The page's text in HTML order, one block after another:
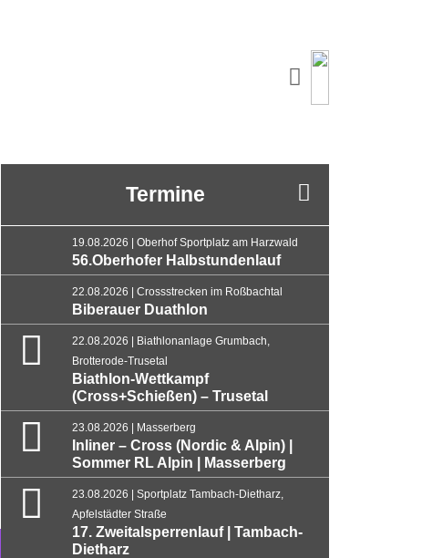
Termine
19.08.2026 | Oberhof Sportplatz am Harzwald
56.Oberhofer Halbstundenlauf
22.08.2026 | Crossstrecken im Roßbachtal
Biberauer Duathlon
22.08.2026 | Biathlonanlage Grumbach,
Brotterode-Trusetal
Biathlon-Wettkampf
(Cross+Schießen) – Trusetal
23.08.2026 | Masserberg
Inliner – Cross (Nordic & Alpin) |
Sommer RL Alpin | Masserberg
23.08.2026 | Sportplatz Tambach-Dietharz,
Apfelstädter Straße
17. Zweitalsperrenlauf | Tambach-
Dietharz